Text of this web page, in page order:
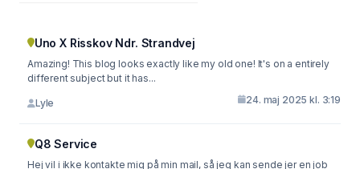
Uno X Risskov Ndr. Strandvej
Amazing! This blog looks exactly like my old one! It's on a entirely
different subject but it has...
Lyle 24. maj 2025 kl. 3:19
Q8 Service
Hej vil i ikke kontakte mig på min mail, så jeg kan sende jer en job